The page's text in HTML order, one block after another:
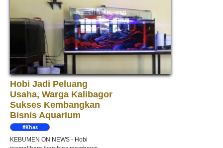
Hobi Jadi Peluang
Usaha, Warga Kalibagor
Sukses Kembangkan
Bisnis Aquarium
#Khas
KEBUMEN ON NEWS - Hobi